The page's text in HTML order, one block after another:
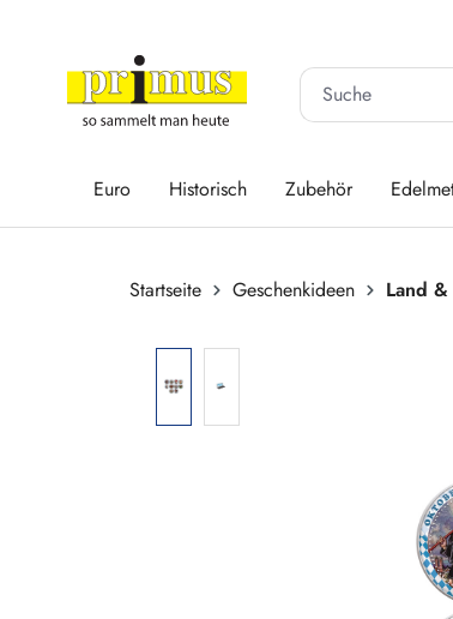
Euro Historisch Zubehör
Startseite Geschenkideen
Land